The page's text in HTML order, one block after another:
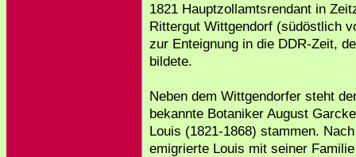
1821 Hauptzollamtsrendant in
Rittergut Wittgendorf (südöstlich
zur Enteignung in die DDR-Zeit,
bildete.
Neben dem Wittgendorfer steht
bekannte Botaniker August
Louis (1821-1868) stammen.
emigrierte Louis mit seiner